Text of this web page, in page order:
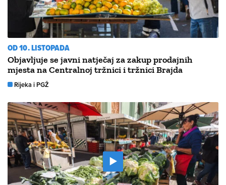
OD 10. LISTOPADA
Objavljuje se javni natječaj za zakup prodajnih
mjesta na Centralnoj tržnici i tržnici Brajda
Rijeka i PGŽ